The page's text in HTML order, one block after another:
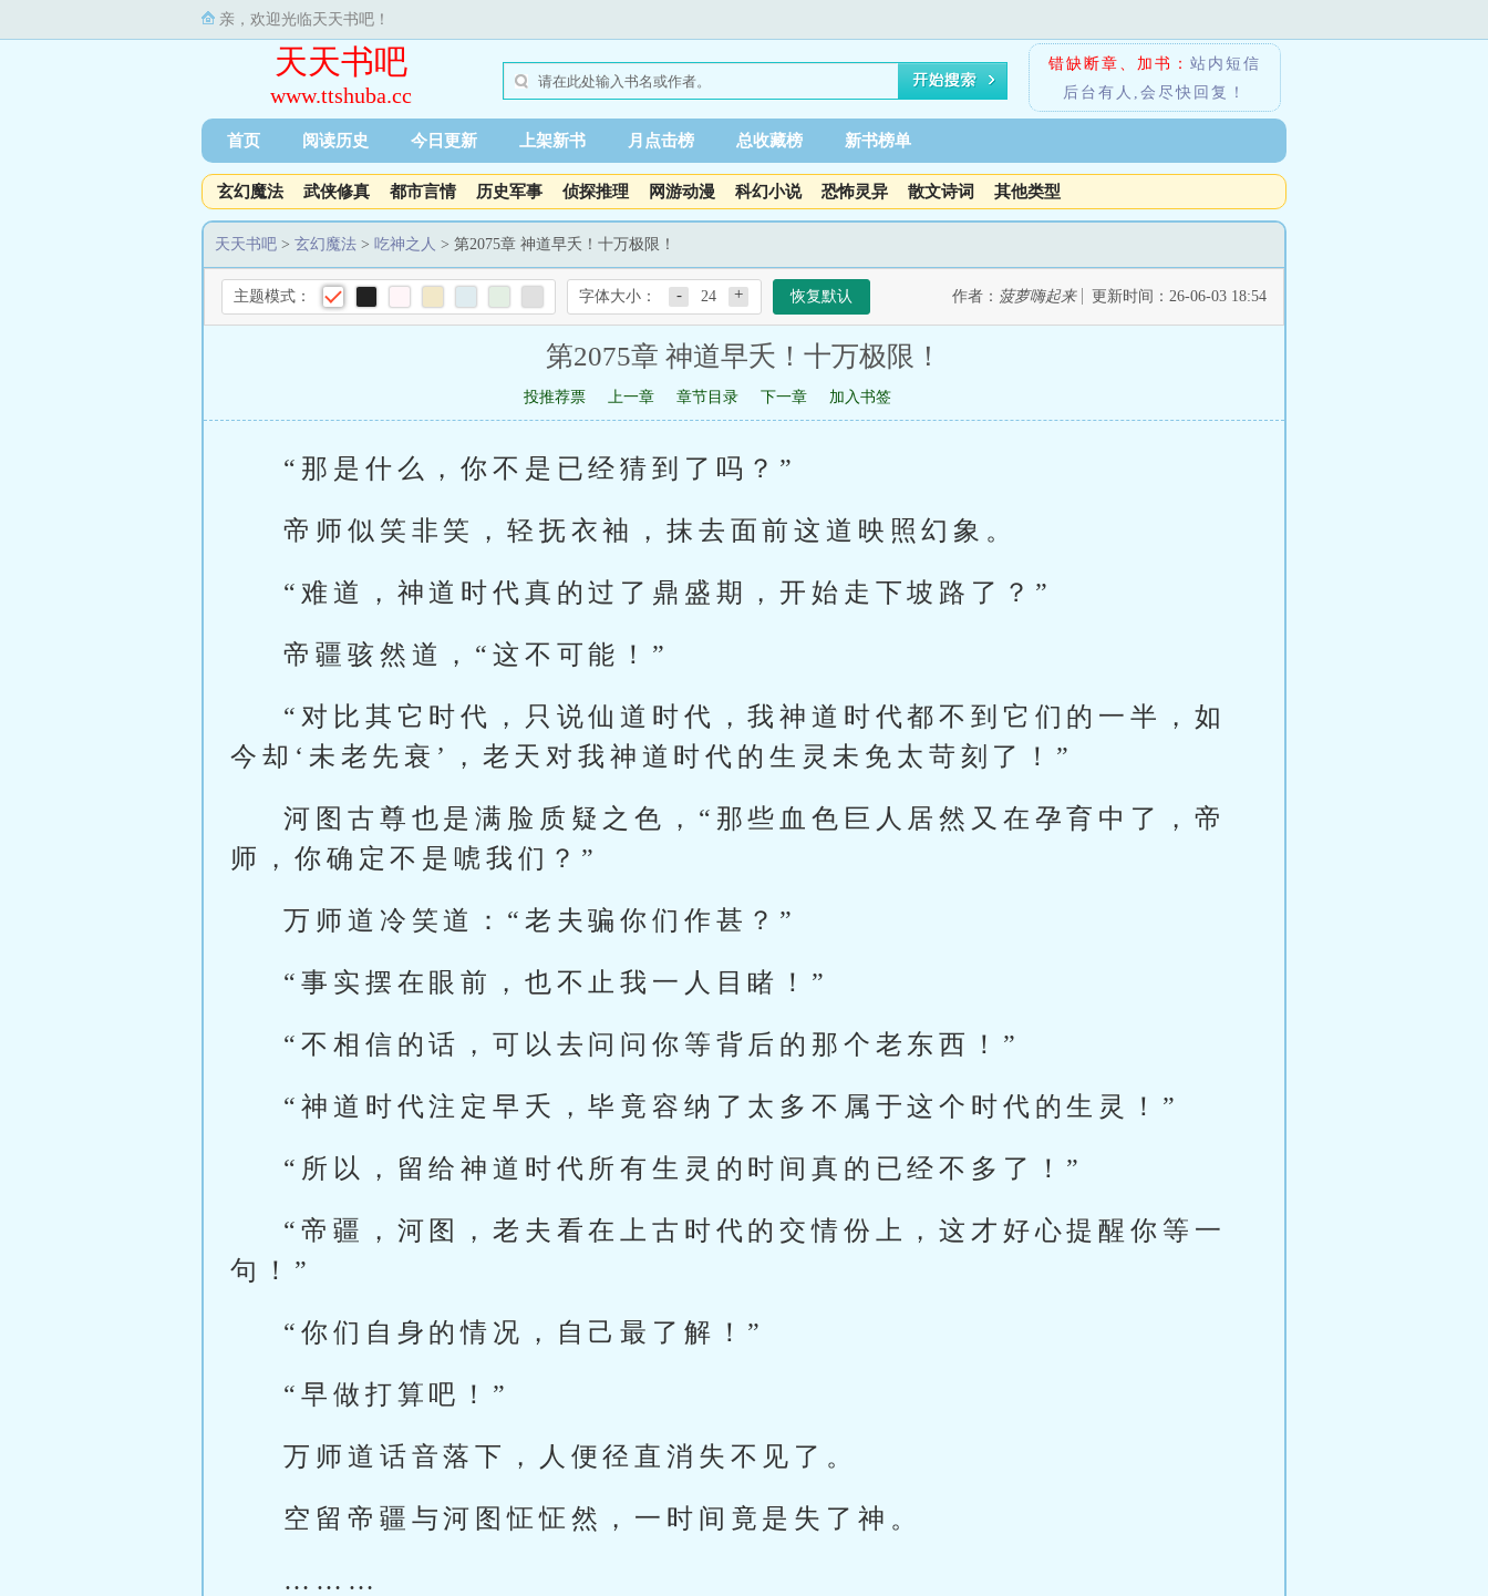
亲，欢迎光临天天书吧！
天天书吧
www.ttshuba.cc
错缺断章、加书： 站内短信
后台有人,会尽快回复！
首页 阅读历史 今日更新 上架新书 月点击榜 总收藏榜 新书榜单
玄幻魔法 武侠修真 都市言情 历史军事 侦探推理 网游动漫 科幻小说 恐怖灵异 散文诗词 其他类型
天天书吧 > 玄幻魔法 > 吃神之人 > 第2075章 神道早夭！十万极限！
主题模式： 字体大小： - 24 + 恢复默认 作者： 菠萝嗨起来 更新时间：26-06-03 18:54
第2075章 神道早夭！十万极限！
投推荐票 上一章 章节目录 下一章 加入书签
“那是什么，你不是已经猜到了吗？”
帝师似笑非笑，轻抚衣袖，抹去面前这道映照幻象。
“难道，神道时代真的过了鼎盛期，开始走下坡路了？”
帝疆骇然道，“这不可能！”
“对比其它时代，只说仙道时代，我神道时代都不到它们的一半，如
今却‘未老先衰’，老天对我神道时代的生灵未免太苛刻了！”
河图古尊也是满脸质疑之色，“那些血色巨人居然又在孕育中了，帝
师，你确定不是唬我们？”
万师道冷笑道：“老夫骗你们作甚？”
“事实摆在眼前，也不止我一人目睹！”
“不相信的话，可以去问问你等背后的那个老东西！”
“神道时代注定早夭，毕竟容纳了太多不属于这个时代的生灵！”
“所以，留给神道时代所有生灵的时间真的已经不多了！”
“帝疆，河图，老夫看在上古时代的交情份上，这才好心提醒你等一
句！”
“你们自身的情况，自己最了解！”
“早做打算吧！”
万师道话音落下，人便径直消失不见了。
空留帝疆与河图怔怔然，一时间竟是失了神。
………